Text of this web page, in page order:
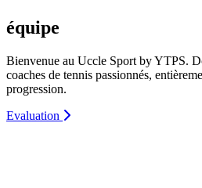
équipe
Bienvenue au Uccle Sport by YTPS.
coaches de tennis passionnés,
progression.
Evaluation